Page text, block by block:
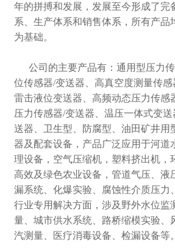
年的拼搏和发展，发展至今形成了完
系、生产体系和销售体系，所有产品
为基础。
公司的主要产品有：通用型压力传
位传感器/变送器、高真空度测量传
雷击液位变送器、高频动态压力传感
压力传感器/变送器、温压一体式变
送器、卫生型、防腐型、油田矿井用
器及配套设备，产品广泛应用于河道
理设备，空气压缩机，塑料挤出机，
高效及绿色农业设备，管道气压、液
漏系统、化爆实验、腐蚀性介质压力
行业专用解决方面，涉及野外水位监
量、城市供水系统、路桥缩模实验、
汽测量、医疗消毒设备、检漏设备等。